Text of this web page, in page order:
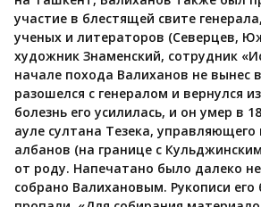
участие в блестящей свите
ученых и литераторов (Северцев,
художник Знаменский, сотрудник
начале похода Валиханов не вынес
разошелся с генералом и вернулся
болезнь его усилилась, и он умер в
ауле султана Тезека, управляющего
албанов (на границе с
от роду. Напечатано было далеко
собрано Валихановым. Рукописи его